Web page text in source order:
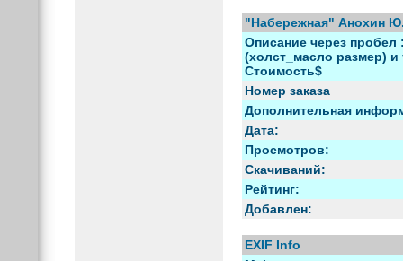
"Набережная" Анохин
Описание через пробел
(холст_масло размер) и
Стоимость$
Номер заказа
Дополнительная
Дата:
Просмотров:
Скачиваний:
Рейтинг:
Добавлен:
EXIF Info